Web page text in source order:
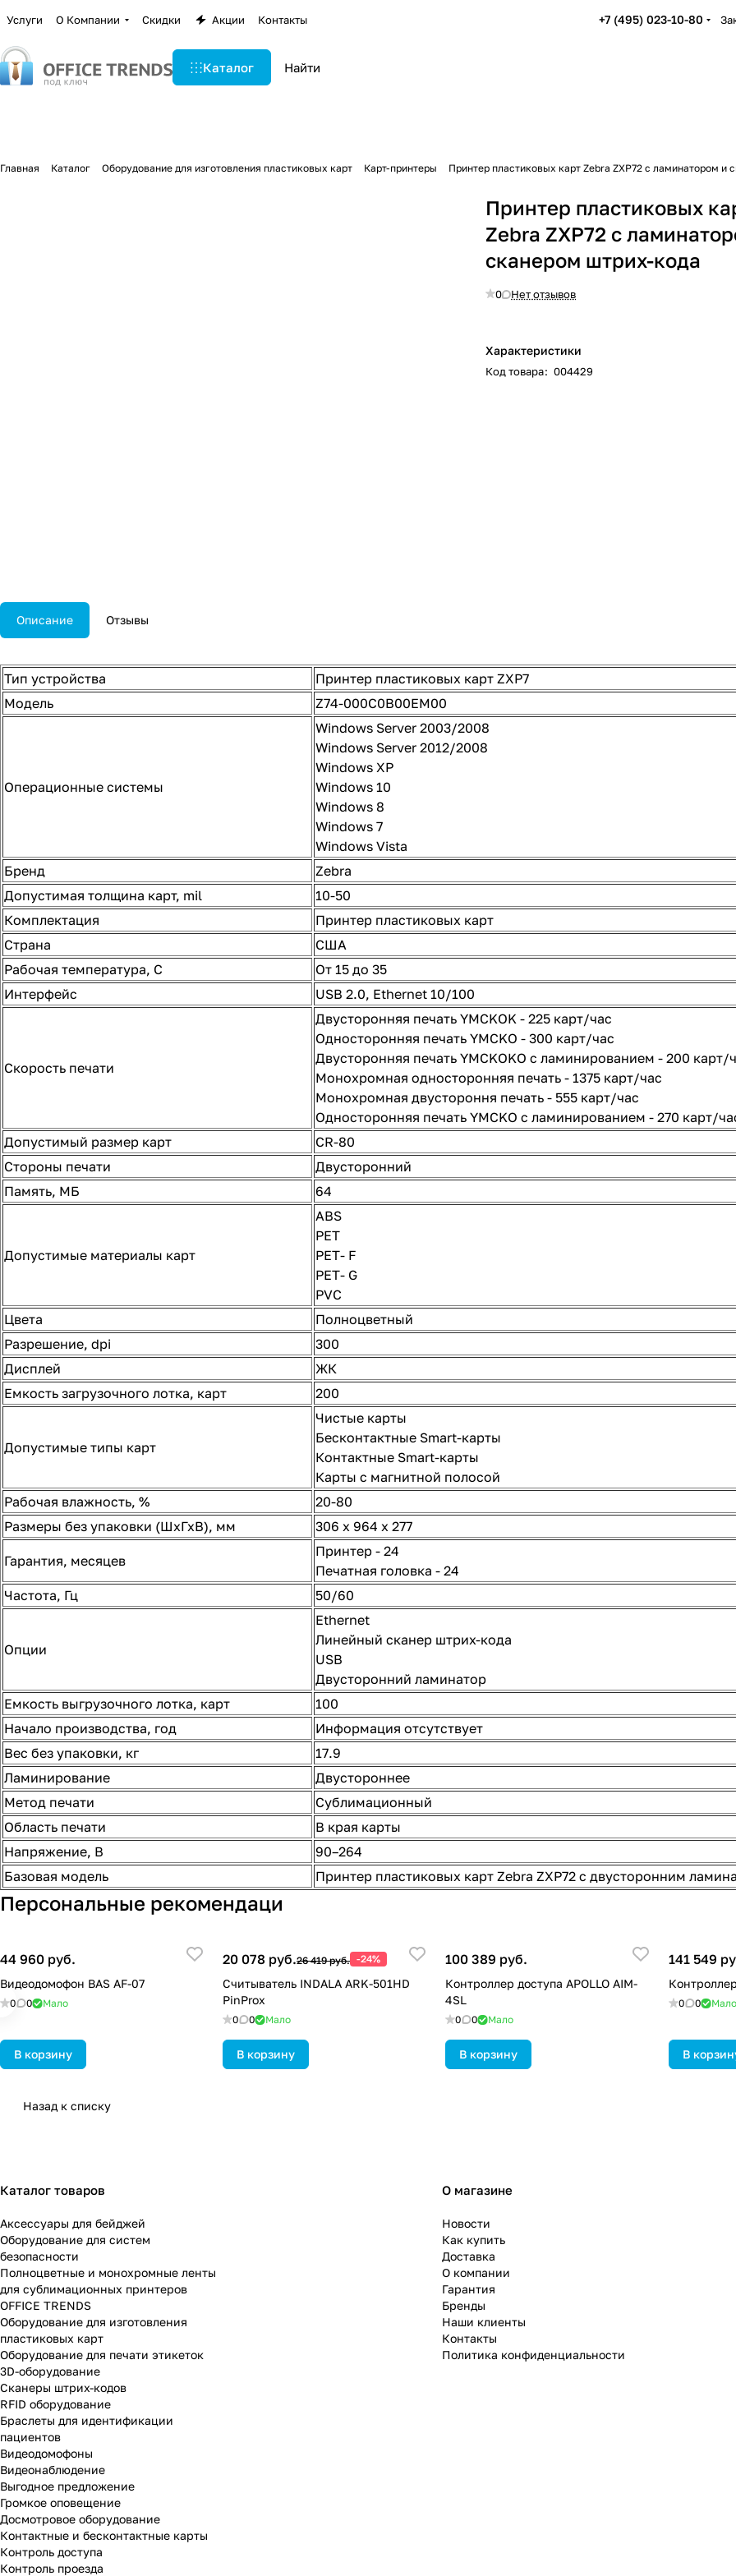
Услуги О Компании Скидки Акции Контакты +7 (495) 023-10-80
Каталог
Главная Каталог Оборудование для изготовления пластиковых карт Карт-принтеры Принтер пластиковых карт Zebra ZXP72 с ламинатором и
Принтер пластиковых
Zebra ZXP72 с
сканером штрих-кода
0 Нет отзывов
Характеристики
Код товара: 004429
Описание Отзывы
Тип устройства
Принтер пластиковых карт ZXP7
Модель
Z74-000C0B00EM00
Операционные системы
Windows Server 2003/2008
Windows Server 2012/2008
Windows XP
Windows 10
Windows 8
Windows 7
Windows Vista
Бренд
Zebra
Допустимая толщина карт, mil
10-50
Комплектация
Принтер пластиковых карт
Страна
США
Рабочая температура, С
От 15 до 35
Интерфейс
USB 2.0, Ethernet 10/100
Скорость печати
Двусторонняя печать YMCKOK - 225 карт/час
Односторонняя печать YMCKO - 300 карт/час
Двусторонняя печать YMCKOKO с ламинированием - 200 карт/
Монохромная односторонняя печать - 1375 карт/час
Монохромная двустороння печать - 555 карт/час
Односторонняя печать YMCKO с ламинированием - 270 карт/
Допустимый размер карт
CR-80
Стороны печати
Двусторонний
Память, МБ
64
Допустимые материалы карт
ABS
PET
PET- F
PET- G
PVC
Цвета
Полноцветный
Разрешение, dpi
300
Дисплей
ЖК
Емкость загрузочного лотка, карт
200
Допустимые типы карт
Чистые карты
Бесконтактные Smart-карты
Контактные Smart-карты
Карты с магнитной полосой
Рабочая влажность, %
20-80
Размеры без упаковки (ШхГхВ), мм
306 x 964 x 277
Гарантия, месяцев
Принтер - 24
Печатная головка - 24
Частота, Гц
50/60
Опции
Ethernet
Линейный сканер штрих-кода
USB
Двусторонний ламинатор
Емкость выгрузочного лотка, карт
100
Начало производства, год
Информация отсутствует
Вес без упаковки, кг
17.9
Ламинирование
Двустороннее
Метод печати
Сублимационный
Область печати
В края карты
Напряжение, В
90–264
Базовая модель
Принтер пластиковых карт Zebra ZXP72 с двусторонним
Персональные рекомендаци
44 960 руб.
Видеодомофон BAS AF-07
0 0 Мало
В корзину
20 078 руб.26 419 руб. -24%
Считыватель INDALA ARK-501HD
PinProx
0 0 Мало
В корзину
100 389 руб.
Контроллер доступа APOLLO AIM-
4SL
0 0 Мало
В корзину
141 549
0 0 Мало
В
Назад к списку
Каталог товаров
Аксессуары для бейджей
Оборудование для систем
безопасности
Полноцветные и монохромные ленты
для сублимационных принтеров
OFFICE TRENDS
Оборудование для изготовления
пластиковых карт
Оборудование для печати этикеток
3D-оборудование
Cканеры штрих-кодов
RFID оборудование
Браслеты для идентификации
пациентов
Видеодомофоны
Видеонаблюдение
Выгодное предложение
Громкое оповещение
Досмотровое оборудование
Контактные и бесконтактные карты
Контроль доступа
Контроль проезда
О магазине
Новости
Как купить
Доставка
О компании
Гарантия
Бренды
Наши клиенты
Контакты
Политика конфиденциальности